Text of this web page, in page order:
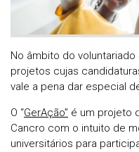
No âmbito do voluntariado
projetos cujas
vale a pena dar especial
O “GerAção” é um projeto
Cancro com o intuito de
universitários para